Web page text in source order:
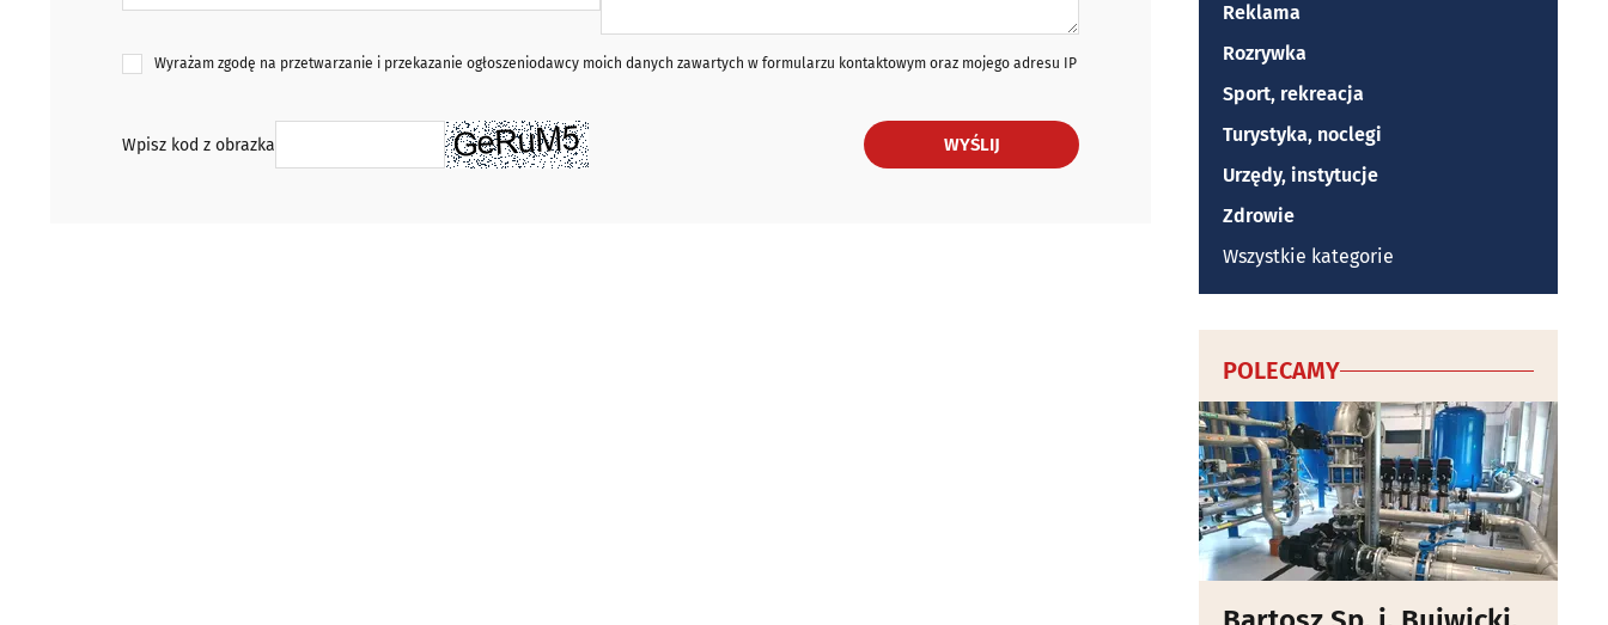
Wyrażam zgodę na przetwarzanie i przekazanie ogłoszeniodawcy moich danych zawartych w formularzu kontaktowym oraz mojego adresu IP
Wpisz kod z obrazka WYŚLIJ
Reklama
Rozrywka
Sport, rekreacja
Turystyka, noclegi
Urzędy, instytucje
Zdrowie
Wszystkie kategorie
POLECAMY